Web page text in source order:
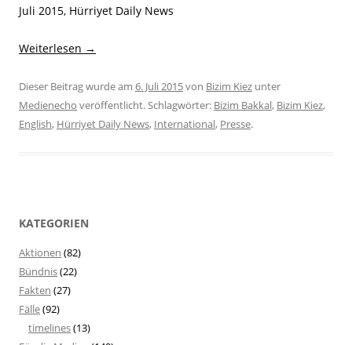
Juli 2015, Hürriyet Daily News
Weiterlesen →
Dieser Beitrag wurde am 6. Juli 2015von Bizim Kiez unter
Medienecho veröffentlicht. Schlagwörter: Bizim Bakkal, Bizim Kiez,
English, Hürriyet Daily News, International, Presse.
KATEGORIEN
Aktionen (82)
Bündnis(22)
Fakten (27)
Fälle(92)
timelines(13)